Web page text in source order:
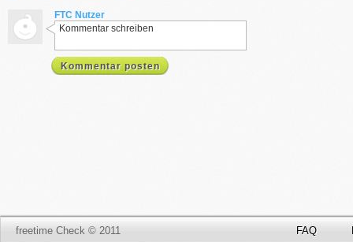
FTC Nutzer
Kommentar schreiben
Kommentar posten
freetime Check © 2011 FAQ